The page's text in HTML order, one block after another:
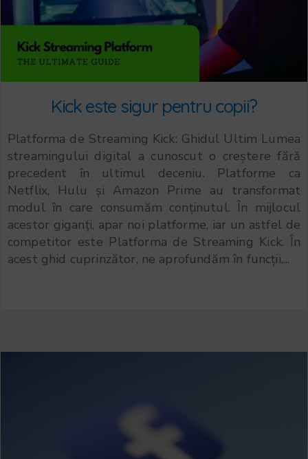
Kick este sigur pentru copii?
Platforma de Streaming Kick: Ghidul Ultim Lumea
streamingului digital a cunoscut o creștere fără
precedent în ultimul deceniu. Platforme ca
Netflix, Hulu și Amazon Prime au transformat
modul în care consumăm conținutul. În mijlocul
acestor giganți, apar noi platforme, iar un astfel de
competitor este Platforma de Streaming Kick. În
acest ghid cuprinzător, ne aprofundăm în funcții,...